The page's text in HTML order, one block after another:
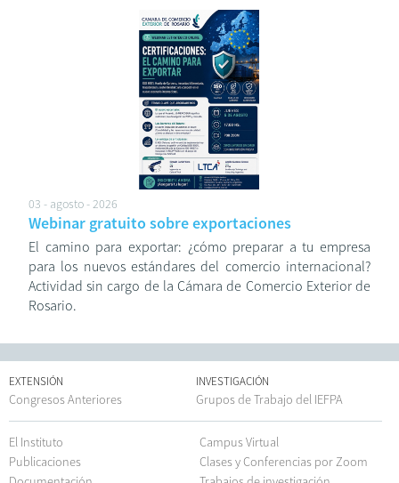
03 - agosto - 2026
Webinar gratuito sobre exportaciones
El camino para exportar: ¿cómo preparar a tu empresa
para los nuevos estándares del comercio internacional?
Actividad sin cargo de la Cámara de Comercio Exterior de
Rosario.
EXTENSIÓN
Congresos Anteriores
INVESTIGACIÓN
Grupos de Trabajo del IEFPA
El Instituto
Publicaciones
Campus Virtual
Clases y Conferencias por Zoom